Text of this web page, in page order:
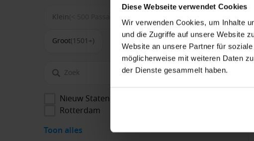
Diese Webseite verwendet Cookies
Wir verwenden Cookies, um Inhalte
und die Zugriffe auf unsere Website
Website an unsere Partner für
möglicherweise mit weiteren Daten
der Dienste gesammelt haben.
Klein (< 500 Passagiers) Middel (500-1500)
Groot(1501+)
Nieuw Statendam
Rotterdam
Toon alles